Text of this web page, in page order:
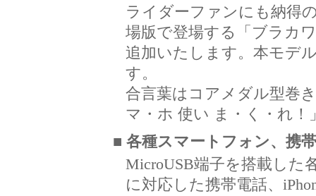
ライダーファンにも納得
場版で登場する「ブラカ
追加いたします。本モデ
す。
合言葉はコアメダル型巻
マ・ホ 使い ま・く・れ！
■ 各種スマートフォン、携
MicroUSB端子を搭載した
に対応した携帯電話、